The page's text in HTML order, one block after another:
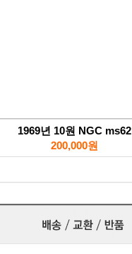
1969년 10원 NGC ms62
200,000원